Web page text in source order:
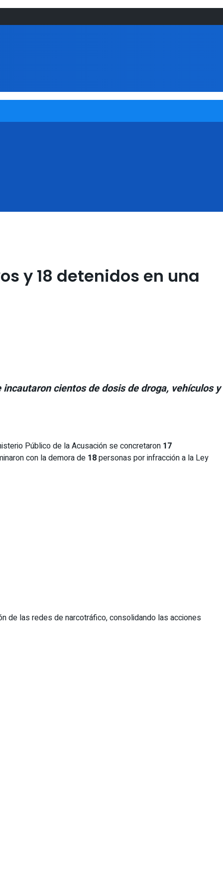
y 18 detenidos en una
cientos de dosis de droga, vehículos y
Público de la Acusación se concretaron 17
con la demora de 18personas por infracción a la Ley
de las redes de narcotráfico, consolidando las acciones